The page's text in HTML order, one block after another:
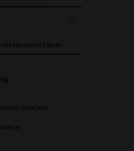
UW FAVORIETE WIJN
CADEAUS